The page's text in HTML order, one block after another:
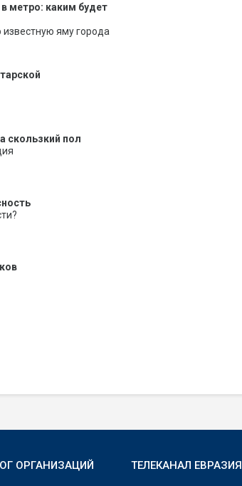
метро: каким будет
известную яму города
скользкий пол
ОРГАНИЗАЦИЙ ТЕЛЕКАНАЛ ЕВРАЗИЯ